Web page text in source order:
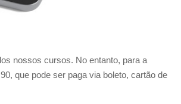
nossos cursos. No entanto, para a
que pode ser paga via boleto, cartão de